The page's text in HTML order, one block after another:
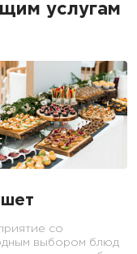
услугам
со
выбором блюд